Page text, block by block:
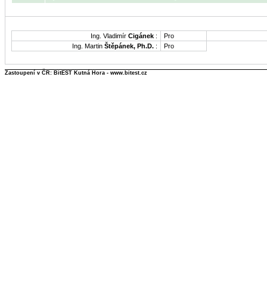
Ing. Vladimír Cigánek :
Pro
Ing. Martin Štěpánek, Ph.D. : Pro
Zastoupení v ČR: BitEST Kutná Hora - www.bitest.cz